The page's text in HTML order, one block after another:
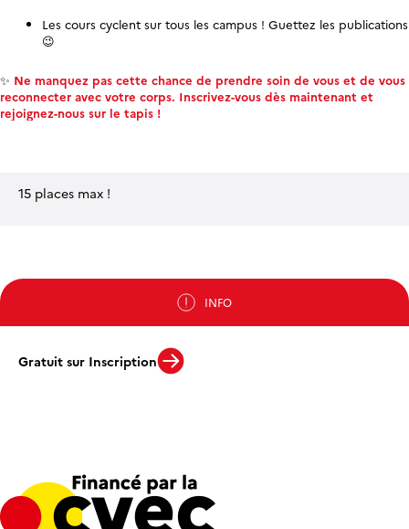
Les cours cyclent sur tous les campus ! Guettez les publications
😉
✨ Ne manquez pas cette chance de prendre soin de vous et de vous
reconnecter avec votre corps. Inscrivez-vous dès maintenant et
rejoignez-nous sur le tapis !
15 places max !
INFO
Gratuit sur Inscription